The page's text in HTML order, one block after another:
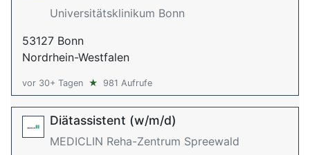
Universitätsklinikum Bonn
53127 Bonn
Nordrhein-Westfalen
vor 30+ Tagen ★ 981 Aufrufe
Diätassistent (w/m/d)
MEDICLIN Reha-Zentrum Spreewald